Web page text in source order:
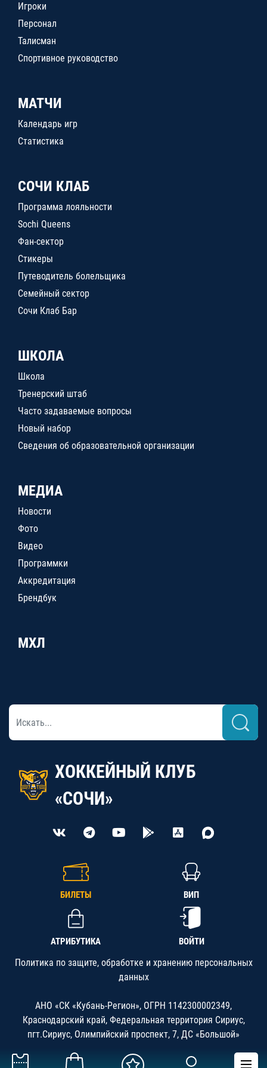
Игроки
Персонал
Талисман
Спортивное руководство
МАТЧИ
Календарь игр
Статистика
СОЧИ КЛАБ
Программа лояльности
Sochi Queens
Фан-сектор
Стикеры
Путеводитель болельщика
Семейный сектор
Сочи Клаб Бар
ШКОЛА
Школа
Тренерский штаб
Часто задаваемые вопросы
Новый набор
Сведения об образовательной организации
МЕДИА
Новости
Фото
Видео
Программки
Аккредитация
Брендбук
МХЛ
ХОККЕЙНЫЙ КЛУБ
«СОЧИ»
БИЛЕТЫ ВИП
АТРИБУТИКА ВОЙТИ
Политика по защите, обработке и хранению персональных
данных
АНО «СК «Кубань-Регион», ОГРН 1142300002349,
Краснодарский край, Федеральная территория Сириус,
пгт.Сириус, Олимпийский проспект, 7, ДС «Большой»